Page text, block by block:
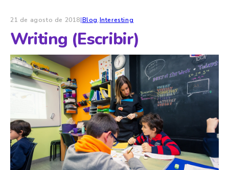
21 de agosto de 2018|Blog,Interesting
Writing (Escribir)